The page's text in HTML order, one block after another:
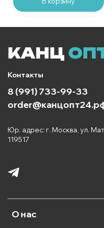
О нас
Контакты
8 (991) 733-99-33
Юр. адрес: г. Москва, ул.
119517